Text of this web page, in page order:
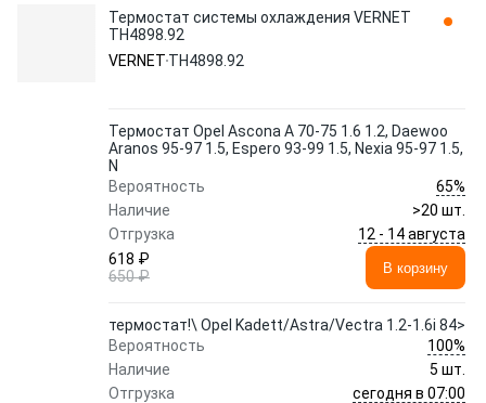
Термостат системы охлаждения VERNET
TH4898.92
VERNET TH4898.92
Термостат Opel Ascona A 70-75 1.6 1.2, Daewoo
Aranos 95-97 1.5, Espero 93-99 1.5, Nexia 95-97 1.5,
N
Вероятность
65%
Наличие
>20 шт.
Отгрузка
12 - 14 августа
618 ₽
650 ₽
В корзину
термостат!\ Opel Kadett/Astra/Vectra 1.2-1.6i 84>
Вероятность
100%
Наличие
5 шт.
Отгрузка
сегодня в 07:00